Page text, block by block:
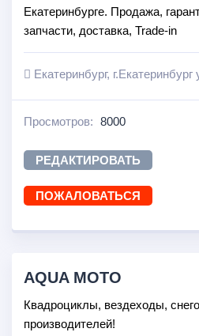
Екатеринбурге. Продажа,
запчасти, доставка, Trade-in
Екатеринбург,
Просмотров: 8000
РЕДАКТИРОВАТЬ
ПОЖАЛОВАТЬСЯ
AQUA MOTO
Квадроциклы, вездеходы,
производителей!